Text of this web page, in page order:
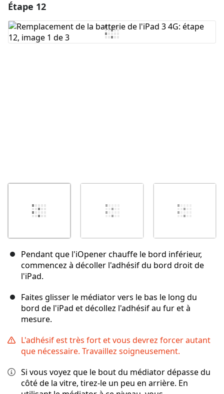
Ajouter un commentaire
Étape 12
Pendant que l'iOpener chauffe le bord inférieur,
commencez à décoller l'adhésif du bord droit de
l'iPad.
Faites glisser le médiator vers le bas le long du
bord de l'iPad et décollez l'adhésif au fur et à
mesure.
L'adhésif est très fort et vous devrez forcer autant
que nécessaire. Travaillez soigneusement.
Si vous voyez que le bout du médiator dépasse du
côté de la vitre, tirez-le un peu en arrière. En